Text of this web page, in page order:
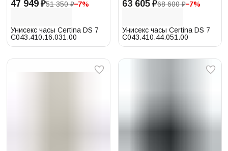
47 949 ₽51 350 ₽−7%
Унисекс часы Certina DS 7
C043.410.16.031.00
63 605 ₽68 600 ₽−7%
Унисекс часы Certina DS 7
C043.410.44.051.00